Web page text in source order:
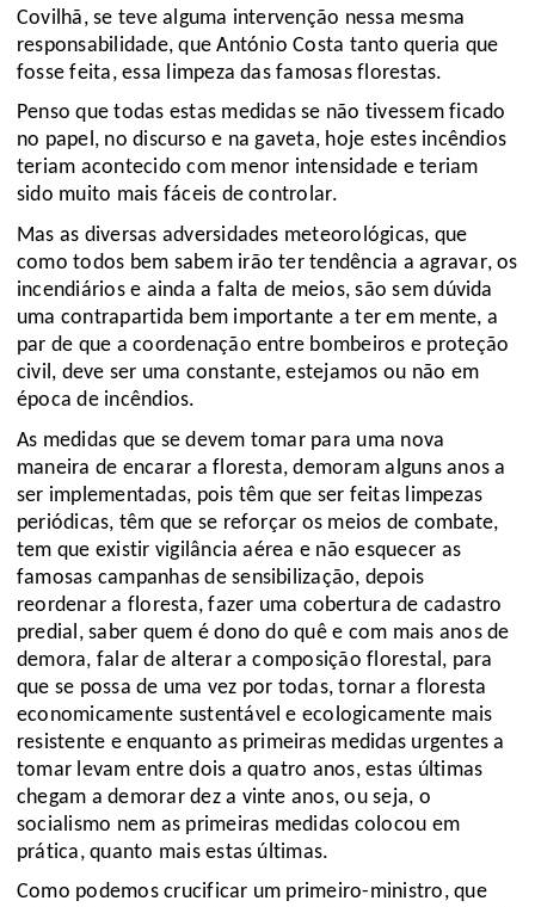
Covilhã, se teve alguma intervenção nessa mesma
responsabilidade, que António Costa tanto queria que
fosse feita, essa limpeza das famosas florestas.
Penso que todas estas medidas se não tivessem ficado
no papel, no discurso e na gaveta, hoje estes incêndios
teriam acontecido com menor intensidade e teriam
sido muito mais fáceis de controlar.
Mas as diversas adversidades meteorológicas, que
como todos bem sabem irão ter tendência a agravar, os
incendiários e ainda a falta de meios, são sem dúvida
uma contrapartida bem importante a ter em mente, a
par de que a coordenação entre bombeiros e proteção
civil, deve ser uma constante, estejamos ou não em
época de incêndios.
As medidas que se devem tomar para uma nova
maneira de encarar a floresta, demoram alguns anos a
ser implementadas, pois têm que ser feitas limpezas
periódicas, têm que se reforçar os meios de combate,
tem que existir vigilância aérea e não esquecer as
famosas campanhas de sensibilização, depois
reordenar a floresta, fazer uma cobertura de cadastro
predial, saber quem é dono do quê e com mais anos de
demora, falar de alterar a composição florestal, para
que se possa de uma vez por todas, tornar a floresta
economicamente sustentável e ecologicamente mais
resistente e enquanto as primeiras medidas urgentes a
tomar levam entre dois a quatro anos, estas últimas
chegam a demorar dez a vinte anos, ou seja, o
socialismo nem as primeiras medidas colocou em
prática, quanto mais estas últimas.
Como podemos crucificar um primeiro-ministro, que